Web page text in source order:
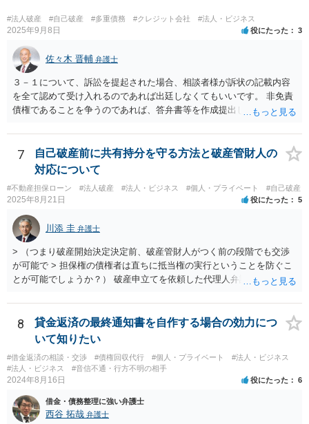
#法人破産 #自己破産 #多重債務 #クレジット会社 #法人・ビジネス
2025年9月8日 役にたった 3
佐々木 晋輔 弁護士
３－１について、訴訟を提起された場合、相談者様が訴状の記載内容
を全て認めて受け入れるのであれば出廷しなくてもいいです。 非免責
債権であることを争うのであれば、答弁書等を作成提出して反論しな
した弁護士が受ける場合でも、弁護士費用は別途必要になると思いま
す。 ３－２について、上記のとおり、破産とは別で弁護士費用が必要
になると思います。 費用の額については、弁護士によって異なります
が、破産手続を受任した弁護士が受けるのであれば、低めの金額で受
けてくれるかもしれません。 弁護士を依頼するかどうかは、弁護士費
用と賠償額を比較して決められたらいいと思います。 なお、リース会
社が非免責債権であると主張するのであれば、破産手続の中（免責に
対する意見等）で主張すると思いますので、訴訟されるかどうかは破
産手続中に分かると思います。
7
自己破産前に共有持分を守る方法と破産管財人の
対応について
#不動産担保ローン #法人破産 #法人・ビジネス #個人・プライベート #自己破産
2025年8月21日 役にたった 5
川添 圭 弁護士
> （つまり破産開始決定決定前、破産管財人がつく前の段階でも交渉
が可能で > 担保権の債権者は直ちに抵当権の実行ということを防ぐこ
とが可能でしょうか？） 破産申立てを依頼した代理人弁護士が売買に
が可能な場合もありますが、オーバーローン事案では売却代金が手元
に残らないことになるため、弁護士としても慎重な判断が求められま
す。 > 例えば弁護士費用を分割で積立するなど半年、１年かかる場合
でも かなり率直な（身も蓋もない）意見を述べると、担保に供されて
いる共有持分を親族が取得することで不動産を守りたいのであれば、
弁護士費用は長期分割などせず、親族等から援助して貰うことを模索
すが、それによって共有持分を取得できる可能性が高くなるのであれ
ば、他の共有者にとってもそれを支出するだけのメリットがあると思
8
貸金返済の最終通知書を自作する場合の効力につ
いて知りたい
#借金返済の相談・交渉 #債権回収代行 #個人・プライベート
#法人・ビジネス
#法人・ビジネス
#音信不通・行方不明の相手
2024年8月16日 役にたった 6
借金・債務整理に強い弁護士
西谷 拓哉 弁護士